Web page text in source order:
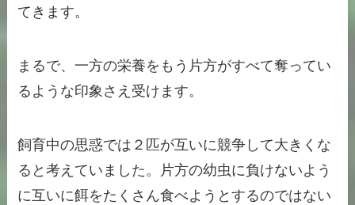
てきます。
まるで、一方の栄養をもう片方がすべて奪ってい
るような印象さえ受けます。
飼育中の思惑では２匹が互いに競争して大きくな
ると考えていました。片方の幼虫に負けないよう
に互いに餌をたくさん食べようとするのではない